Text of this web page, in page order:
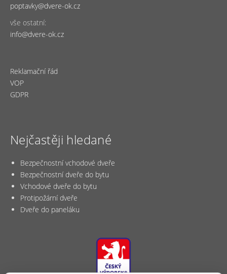
poptavky@dvere-ok.cz
vše ostatní:
info@dvere-ok.cz
Reklamační řád
VOP
GDPR
Nejčastěji hledané
Bezpečnostní vchodové dveře
Bezpečnostní dveře do bytu
Vchodové dveře do bytu
Protipožární dveře
Dveře do paneláku